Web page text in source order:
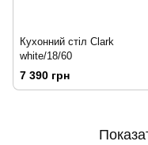
Кухонний стіл Clark
white/18/60
7 390 грн